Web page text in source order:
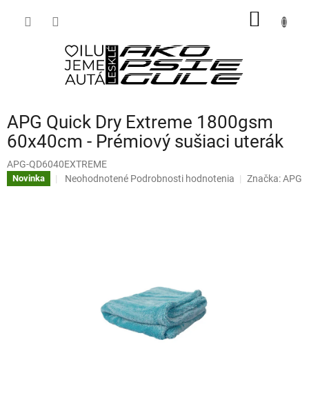
APG Quick Dry Extreme 1800gsm
60x40cm - Prémiový sušiaci uterák
APG-QD6040EXTREME
Novinka
Priemerné
Neohodnotené Podrobnosti hodnotenia Značka:APG